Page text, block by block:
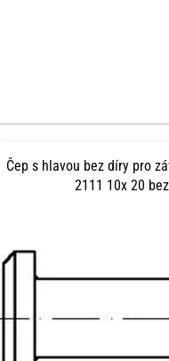
Čep s hlavou bez díry pro
2111